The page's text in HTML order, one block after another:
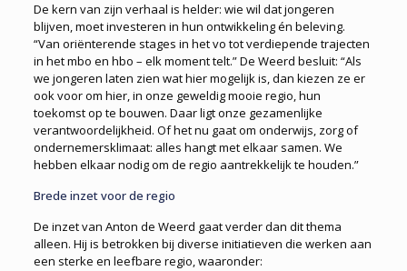
De kern van zijn verhaal is helder: wie wil dat jongeren
blijven, moet investeren in hun ontwikkeling én beleving.
“Van oriënterende stages in het vo tot verdiepende trajecten
in het mbo en hbo – elk moment telt.” De Weerd besluit: “Als
we jongeren laten zien wat hier mogelijk is, dan kiezen ze er
ook voor om hier, in onze geweldig mooie regio, hun
toekomst op te bouwen. Daar ligt onze gezamenlijke
verantwoordelijkheid. Of het nu gaat om onderwijs, zorg of
ondernemersklimaat: alles hangt met elkaar samen. We
hebben elkaar nodig om de regio aantrekkelijk te houden.”
Brede inzet voor de regio
De inzet van Anton de Weerd gaat verder dan dit thema
alleen. Hij is betrokken bij diverse initiatieven die werken aan
een sterke en leefbare regio, waaronder: